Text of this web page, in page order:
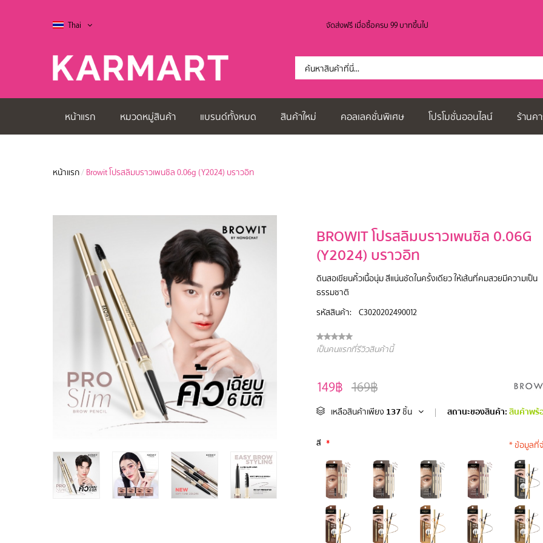
Thai จัดส่งฟรี เมื่อซื้อครบ 99 บาทขึ้นไป
หน้าแรก หมวดหมู่สินค้า แบรนด์ทั้งหมด สินค้าใหม่ คอลเลคชั่นพิเศษ โปรโมชั่นออนไลน์ ร้านค
หน้าแรก / Browit โปรสลิมบราวเพนซิล 0.06g (Y2024) บราวอิท
BROWIT โปรสลิมบราวเพนซิล 0.06G
(Y2024) บราวอิท
ดินสอเขียนคิ้วเนื้อนุ่ม สีแน่นชัดในครั้งเดียว ให้เส้นที่คมสวยมีความเป็น
ธรรมชาติ
รหัสสินค้า:
C3020202490012
เป็นคนแรกที่รีวิวสินค้านี้
169฿
149฿
เหลือสินค้าเพียง 137 ชิ้น | สถานะของสินค้า:สินค้าพร้
สี * * ข้อมูลที่